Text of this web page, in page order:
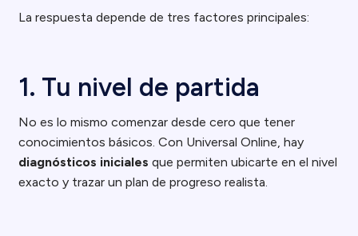
La respuesta depende de tres factores principales:
1. Tu nivel de partida
No es lo mismo comenzar desde cero que tener
conocimientos básicos. Con Universal Online, hay
diagnósticos iniciales que permiten ubicarte en el nivel
exacto y trazar un plan de progreso realista.